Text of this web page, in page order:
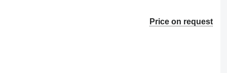
Price on request